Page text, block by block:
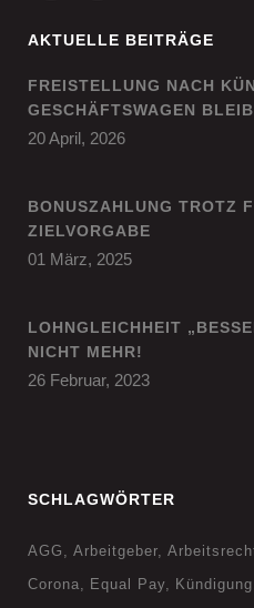
AKTUELLE BEITRÄGE
FREISTELLUNG NACH
GESCHÄFTSWAGEN
20 April, 2026
BONUSZAHLUNG TROTZ
ZIELVORGABE
01 März, 2025
LOHNGLEICHHEIT
NICHT MEHR!
26 Februar, 2023
SCHLAGWÖRTER
AGG Arbeitgeber
Corona
Equal Pay Kündigung